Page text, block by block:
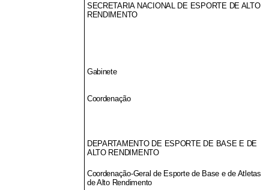
SECRETARIA NACIONAL DE ESPORTE DE ALTO
RENDIMENTO
Gabinete
Coordenação
DEPARTAMENTO DE ESPORTE DE BASE E DE
ALTO RENDIMENTO
Coordenação-Geral de Esporte de Base e de Atletas
de Alto Rendimento